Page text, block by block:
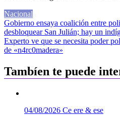
Nacional
Navegación
de
entradas
Gobierno ensaya coalición entre
desbloquear San Julián; hay un
Experto ve que se necesita poder
de «n4rc0madera»
Tambíen te puede
04/08/2026 Ce ere & ese